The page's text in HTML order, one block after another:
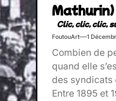
Mathurin)
FoutouArt 1
Combien de
quand elle
des syndicats
Entre 1895 et